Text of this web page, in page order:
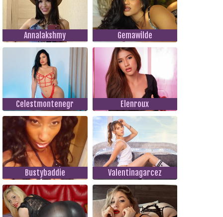
Annalakshmy Gemawilde
Celestmontenegr Elenroux
Bustybaddie Valentinagarcez